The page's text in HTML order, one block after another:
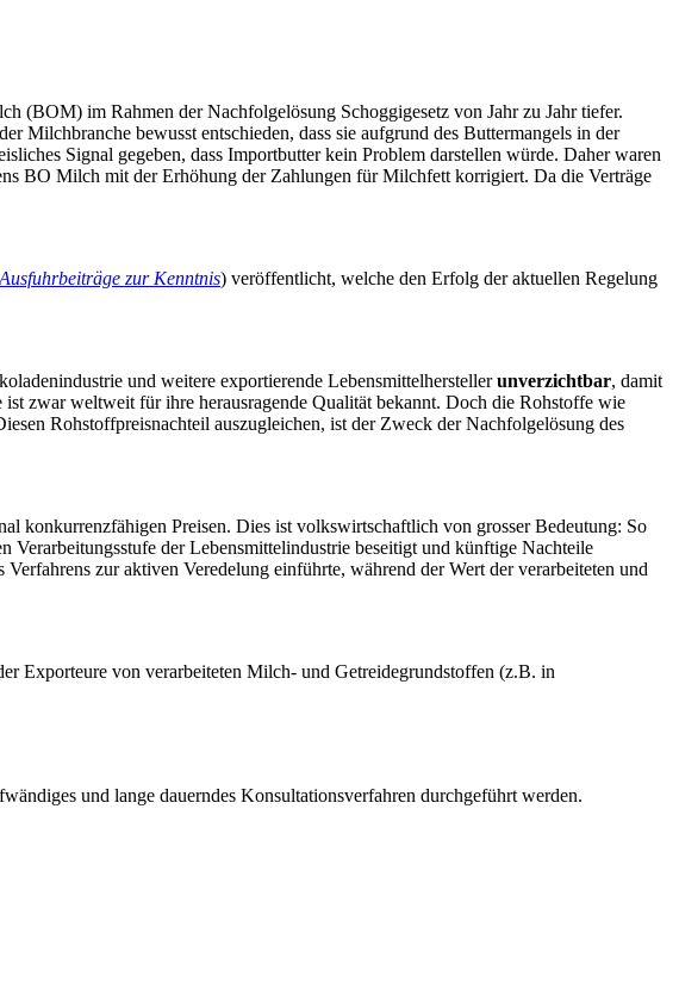
(BOM) im Rahmen der Nachfolgelösung Schoggigesetz von Jahr zu Jahr tiefer.
Milchbranche bewusst entschieden, dass sie aufgrund des Buttermangels in der
Signal gegeben, dass Importbutter kein Problem darstellen würde. Daher waren
BO Milch mit der Erhöhung der Zahlungen für Milchfett korrigiert. Da die Verträge
zur Kenntnis) veröffentlicht, welche den Erfolg der aktuellen Regelung
und weitere exportierende Lebensmittelherstellerunverzichtbar, damit
zwar weltweit für ihre herausragende Qualität bekannt. Doch die Rohstoffe wie
Rohstoffpreisnachteil auszugleichen, ist der Zweck der Nachfolgelösung des
konkurrenzfähigen Preisen. Dies ist volkswirtschaftlich von grosser Bedeutung: So
der Lebensmittelindustrie beseitigt und künftige Nachteile
zur aktiven Veredelung einführte, während der Wert der verarbeiteten und
Exporteure von verarbeiteten Milch- und Getreidegrundstoffen (z.B. in
und lange dauerndes Konsultationsverfahren durchgeführt werden.